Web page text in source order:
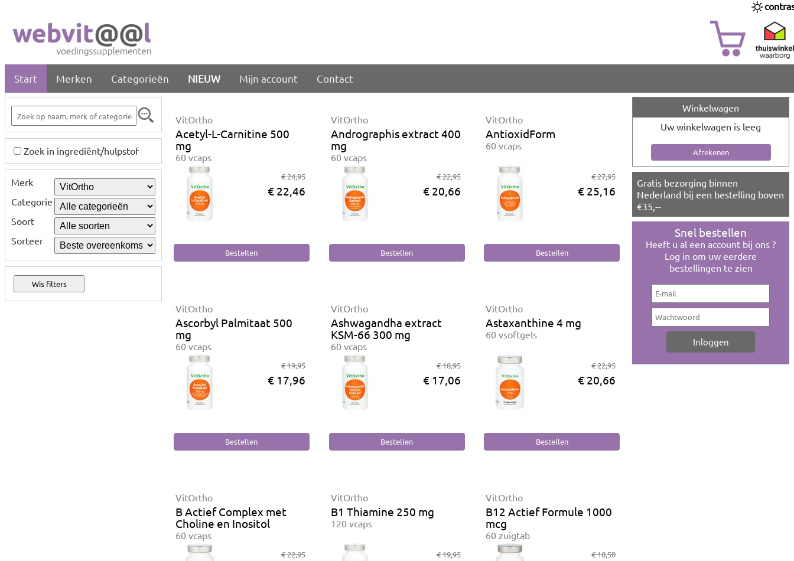
Start Merken Categorieën NIEUW Mijn account Contact
Zoek in ingrediënt/hulpstof
Merk
Categorie
Soort
Sorteer
VitOrtho
Acetyl-L-Carnitine 500
mg
60 vcaps
€ 24,95
€ 22,46
VitOrtho
Andrographis extract 400
mg
60 vcaps
€ 22,95
€ 20,66
VitOrtho
AntioxidForm
60 vcaps
€ 27,95
€ 25,16
VitOrtho
Ascorbyl Palmitaat 500
mg
60 vcaps
€ 19,95
€ 17,96
VitOrtho
Ashwagandha extract
KSM-66 300 mg
60 vcaps
€ 18,95
€ 17,06
VitOrtho
Astaxanthine 4 mg
60 vsoftgels
€ 22,95
€ 20,66
VitOrtho
B Actief Complex met
Choline en Inositol
60 vcaps
€ 22,95
VitOrtho
B1 Thiamine 250 mg
120 vcaps
€ 19,95
VitOrtho
B12 Actief Formule 1000
mcg
60 zuigtab
€ 18,50
Winkelwagen
Uw winkelwagen is leeg
Gratis bezorging binnen
Nederland bij een bestelling boven
€35,--
Snel bestellen
Heeft u al een account bij ons ?
Log in om uw eerdere
bestellingen te zien